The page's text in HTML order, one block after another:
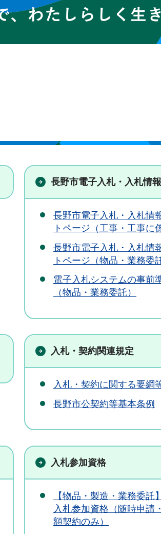
長野市電子入札・入札情
長野市電子入札・入札情
トページ（工事・工事に
長野市電子入札・入札情
トページ（物品・業務委
電子入札システムの事前
（物品・業務委託）
入札・契約関連規定
入札・契約に関する要綱
長野市公契約等基本条例
入札参加資格
【物品・製造・業務委託
入札参加資格（随時申請
額契約のみ）